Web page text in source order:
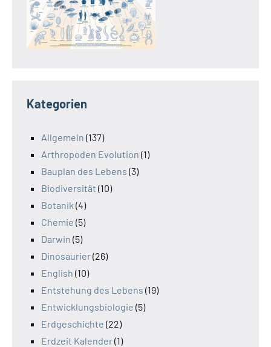
Kategorien
Allgemein (137)
Arthropoden Evolution (1)
Bauplan des Lebens (3)
Biodiversität (10)
Botanik (4)
Chemie (5)
Darwin (5)
Dinosaurier(26)
English (10)
Entstehung des Lebens (19)
Entwicklungsbiologie (5)
Erdgeschichte (22)
Erdzeit Kalender(1)